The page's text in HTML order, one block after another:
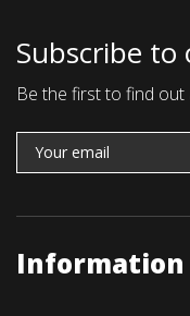
Subscribe
Be the first to find
Information